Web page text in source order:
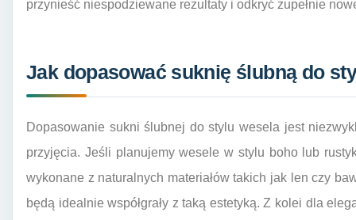
przynieść niespodziewane rezultaty i odkryć zupełnie
Jak dopasować suknię ślubną do
Dopasowanie sukni ślubnej do stylu wesela jest
przyjęcia. Jeśli planujemy wesele w stylu boho lub
wykonane z naturalnych materiałów takich jak len czy
będą idealnie współgrały z taką estetyką. Z kolei dla